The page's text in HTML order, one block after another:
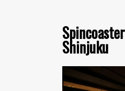
Shinjuku